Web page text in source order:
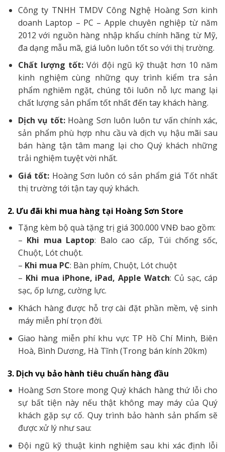
Công ty TNHH TMDV Công Nghệ Hoàng Sơn kinh
doanh Laptop – PC – Apple chuyên nghiệp từ năm
2012 với nguồn hàng nhập khẩu chính hãng từ Mỹ,
đa dạng mẫu mã, giá luôn luôn tốt so với thị trường.
Chất lượng tốt: Với đội ngũ kỹ thuật hơn 10 năm
kinh nghiệm cùng những quy trình kiểm tra sản
phẩm nghiêm ngặt, chúng tôi luôn nỗ lực mang lại
chất lượng sản phẩm tốt nhất đến tay khách hàng.
Dịch vụ tốt: Hoàng Sơn luôn luôn tư vấn chính xác,
sản phẩm phù hợp nhu cầu và dịch vụ hậu mãi sau
bán hàng tận tâm mang lại cho Quý khách những
trải nghiệm tuyệt vời nhất.
Giá tốt: Hoàng Sơn luôn có sản phẩm giá Tốt nhất
thị trường tới tận tay quý khách.
2. Ưu đãi khi mua hàng tại Hoàng Sơn Store
Tặng kèm bộ quà tặng trị giá 300.000 VNĐ bao gồm:
– Khi mua Laptop: Balo cao cấp, Túi chống sốc,
Chuột, Lót chuột.
– Khi mua PC: Bàn phím, Chuột, Lót chuột
– Khi mua iPhone, iPad, Apple Watch: Củ sạc, cáp
sạc, ốp lưng, cường lực.
Khách hàng được hỗ trợ cài đặt phần mềm, vệ sinh
máy miễn phí trọn đời.
Giao hàng miễn phí khu vực TP Hồ Chí Minh, Biên
Hoà, Bình Dương, Hà Tĩnh (Trong bán kính 20km)
3. Dịch vụ bảo hành tiêu chuẩn hàng đầu
Hoàng Sơn Store mong Quý khách hàng thứ lỗi cho
sự bất tiện này nếu thật không may máy của Quý
khách gặp sự cố. Quy trình bảo hành sản phẩm sẽ
được xử lý như sau:
Đội ngũ kỹ thuật kinh nghiệm sau khi xác định lỗi